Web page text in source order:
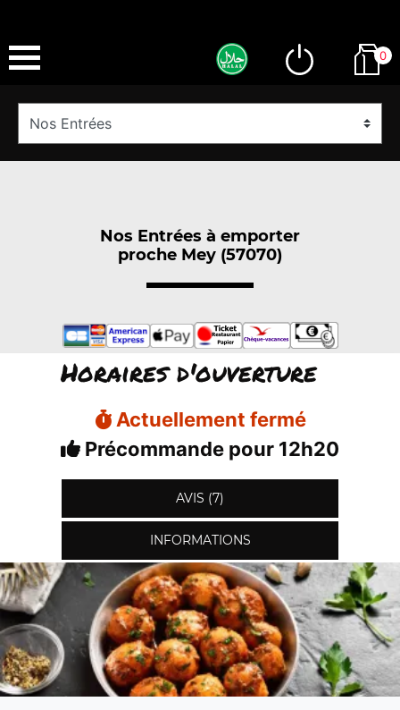
0
Nos Entrées à emporter
proche Mey (57070)
Horaires d'ouverture
Actuellement fermé
Précommande pour 12h20
AVIS (7)
INFORMATIONS